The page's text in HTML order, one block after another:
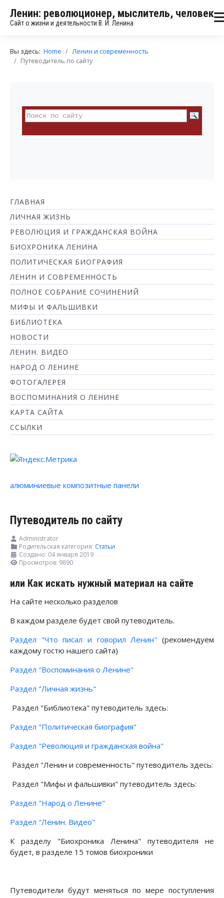
Ленин: революционер, мыслитель, человек
Сайт о жизни и деятельности В. И. Ленина
Вы здесь: Home
Ленин и современность
Путеводитель по сайту
ГЛАВНАЯ
ЛИЧНАЯ ЖИЗНЬ
РЕВОЛЮЦИЯ И ГРАЖДАНСКАЯ ВОЙНА
БИОХРОНИКА ЛЕНИНА
ПОЛИТИЧЕСКАЯ БИОГРАФИЯ
ЛЕНИН И СОВРЕМЕННОСТЬ
ПОЛНОЕ СОБРАНИЕ СОЧИНЕНИЙ
МИФЫ И ФАЛЬШИВКИ
БИБЛИОТЕКА
НОВОСТИ
ЛЕНИН. ВИДЕО
НАРОД О ЛЕНИНЕ
ФОТОГАЛЕРЕЯ
ВОСПОМИНАНИЯ О ЛЕНИНЕ
КАРТА САЙТА
ССЫЛКИ
алюминиевые композитные панели
Путеводитель по сайту
Administrator
Родительская категория: Статьи
Создано: 04 января 2019
Просмотров: 9890
или Как искать нужный материал на сайте
На сайте несколько разделов
В каждом разделе будет свой путеводитель.
Раздел "Что писал и говорил Ленин" (рекомендуем
каждому гостю нашего сайта)
Раздел "Воспоминания о Ленине"
Раздел "Личная жизнь"
Раздел "Библиотека" путеводитель здесь:
Раздел "Политическая биография"
Раздел "Революция и гражданская война"
Раздел "Ленин и современность" путеводитель здесь:
Раздел "Мифы и фальшивки" путеводитель здесь:
Раздел "Народ о Ленине"
Раздел "Ленин. Видео"
К разделу "Биохроника Ленина" путеводителя не
будет, в разделе 15 томов биохроники
Путеводители будут меняться по мере поступления